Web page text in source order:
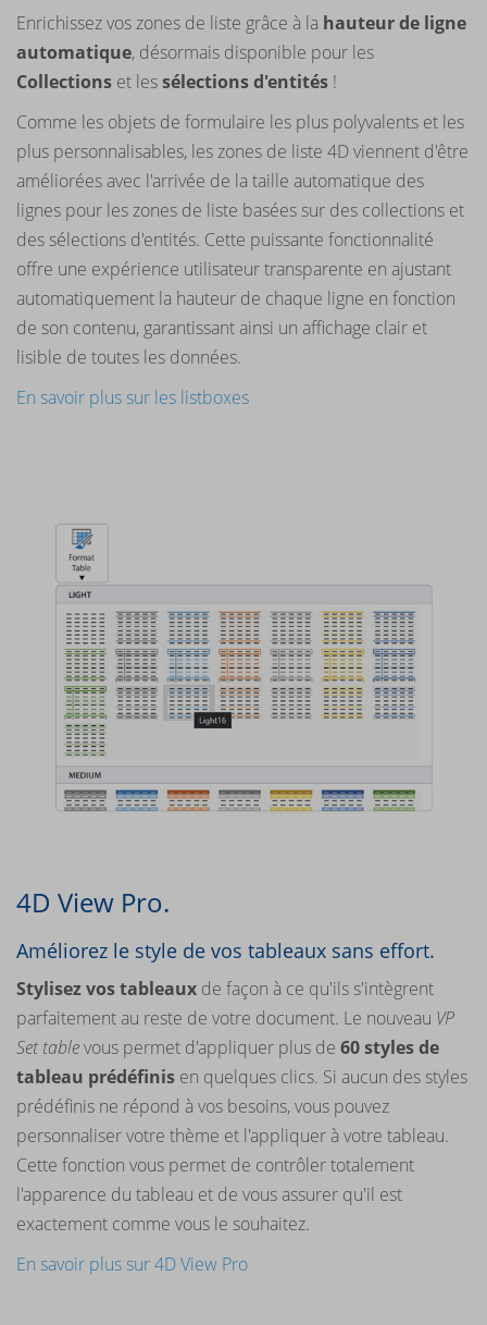
Enrichissez vos zones de liste grâce à la hauteur de ligne
automatique, désormais disponible pour les
Collections et lessélections d'entités !
Comme les objets de formulaire les plus polyvalents et les
plus personnalisables, les zones de liste 4D viennent d'être
améliorées avec l'arrivée de la taille automatique des
lignes pour les zones de liste basées sur des collections et
des sélections d'entités. Cette puissante fonctionnalité
offre une expérience utilisateur transparente en ajustant
automatiquement la hauteur de chaque ligne en fonction
de son contenu, garantissant ainsi un affichage clair et
lisible de toutes les données.
En savoir plus sur les listboxes
4D View Pro.
Améliorez le style de vos tableaux sans effort.
Stylisez vos tableaux de façon à ce qu'ils s'intègrent
parfaitement au reste de votre document. Le nouveau VP
Set tablevous permet d'appliquer plus de 60 styles de
tableau prédéfinis en quelques clics. Si aucun des styles
prédéfinis ne répond à vos besoins, vous pouvez
personnaliser votre thème et l'appliquer à votre tableau.
Cette fonction vous permet de contrôler totalement
l'apparence du tableau et de vous assurer qu'il est
exactement comme vous le souhaitez.
En savoir plus sur 4D View Pro